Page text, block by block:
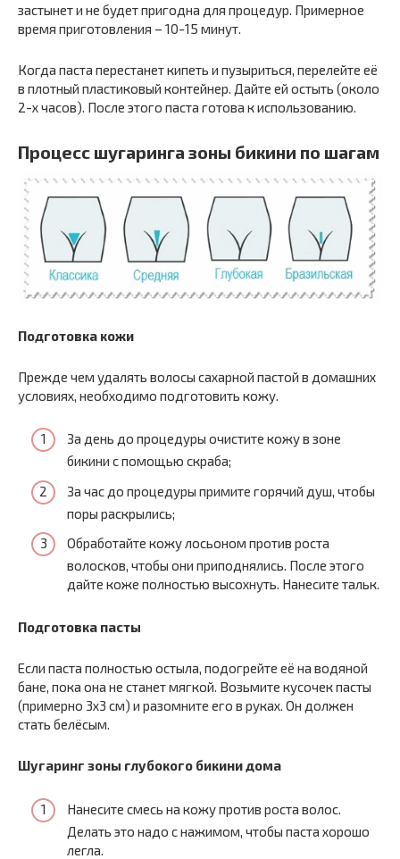
застынет и не будет пригодна для процедур. Примерное
время приготовления – 10-15 минут.
Когда паста перестанет кипеть и пузыриться, перелейте её
в плотный пластиковый контейнер. Дайте ей остыть (около
2-х часов). После этого паста готова к использованию.
Процесс шугаринга зоны бикини по шагам
Подготовка кожи
Прежде чем удалять волосы сахарной пастой в домашних
условиях, необходимо подготовить кожу.
За день до процедуры очистите кожу в зоне
бикини с помощью скраба;
За час до процедуры примите горячий душ, чтобы
поры раскрылись;
Обработайте кожу лосьоном против роста
волосков, чтобы они приподнялись. После этого
дайте коже полностью высохнуть. Нанесите тальк.
Подготовка пасты
Если паста полностью остыла, подогрейте её на водяной
бане, пока она не станет мягкой. Возьмите кусочек пасты
(примерно 3х3 см) и разомните его в руках. Он должен
стать белёсым.
Шугаринг зоны глубокого бикини дома
Нанесите смесь на кожу против роста волос.
Делать это надо с нажимом, чтобы паста хорошо
легла.